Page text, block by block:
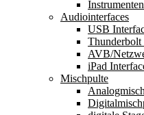
Audiointerfaces
USB
Thunderbolt
AVB/
iPad
Mischpulte